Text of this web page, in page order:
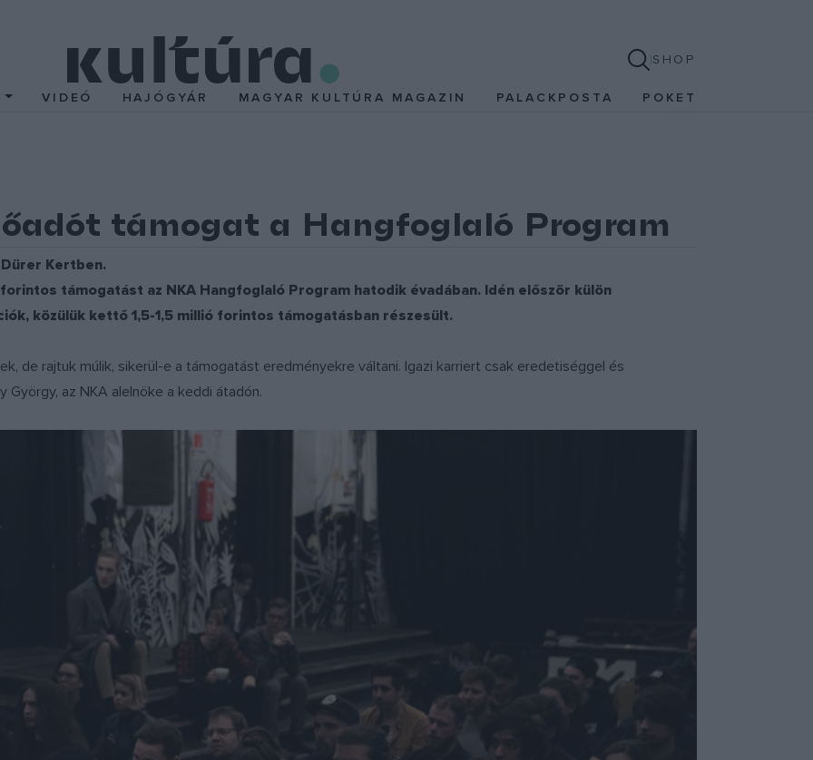
SHOP
VIDEÓ HAJÓGYÁR MAGYAR KULTÚRA MAGAZIN PALACKPOSTA POKET
támogat a Hangfoglaló Program
Kertben.
támogatást az NKA Hangfoglaló Program hatodik évadában. Idén először külön
közülük kettő 1,5-1,5 millió forintos támogatásban részesült.
de rajtuk múlik, sikerül-e a támogatást eredményekre váltani. Igazi karriert csak eredetiséggel és
az NKA alelnöke a keddi átadón.